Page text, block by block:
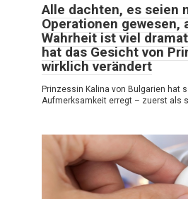
Alle dachten, es seien
Operationen gewesen,
Wahrheit ist viel
hat das Gesicht von
wirklich verändert
Prinzessin Kalina von Bulgarien hat
Aufmerksamkeit erregt – zuerst als